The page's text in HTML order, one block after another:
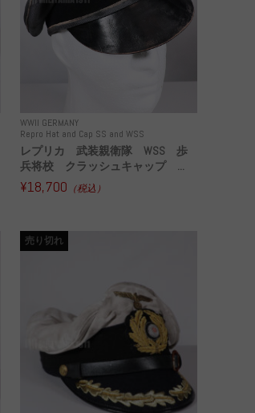
WWII GERMANY
Repro Hat and Cap SS and WSS
レプリカ 武装親衛隊 WSS 歩
兵将校 クラッシュキャップ ...
¥18,700 （税込）
売り切れ